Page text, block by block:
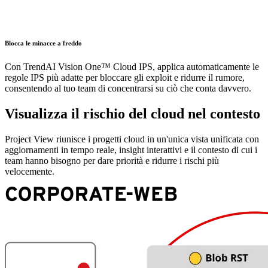
Blocca le minacce a freddo
Con TrendAI Vision One™ Cloud IPS, applica automaticamente le
regole IPS più adatte per bloccare gli exploit e ridurre il rumore,
consentendo al tuo team di concentrarsi su ciò che conta davvero.
Visualizza il rischio del cloud nel contesto
Project View riunisce i progetti cloud in un'unica vista unificata con
aggiornamenti in tempo reale, insight interattivi e il contesto di cui i
team hanno bisogno per dare priorità e ridurre i rischi più
velocemente.